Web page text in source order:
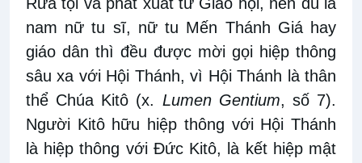
nam nữ tu sĩ, nữ tu Mến Thánh Giá hay
giáo dân thì đều được mời gọi hiệp thông
sâu xa với Hội Thánh, vì Hội Thánh là thân
thể Chúa Kitô (x. Lumen Gentium, số 7).
Người Kitô hữu hiệp thông với Hội Thánh
là hiệp thông với Đức Kitô, là kết hiệp mật